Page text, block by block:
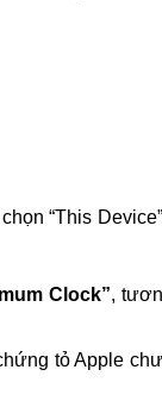
“This
Clock”,
tỏ Apple